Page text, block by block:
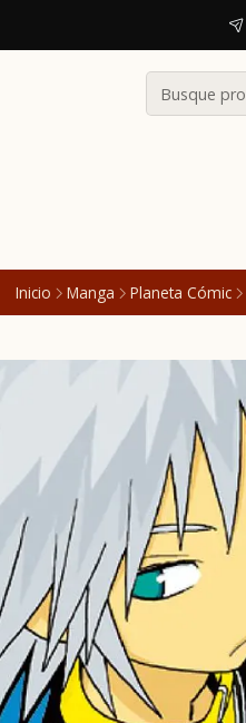
Inicio Manga Planeta Cómic